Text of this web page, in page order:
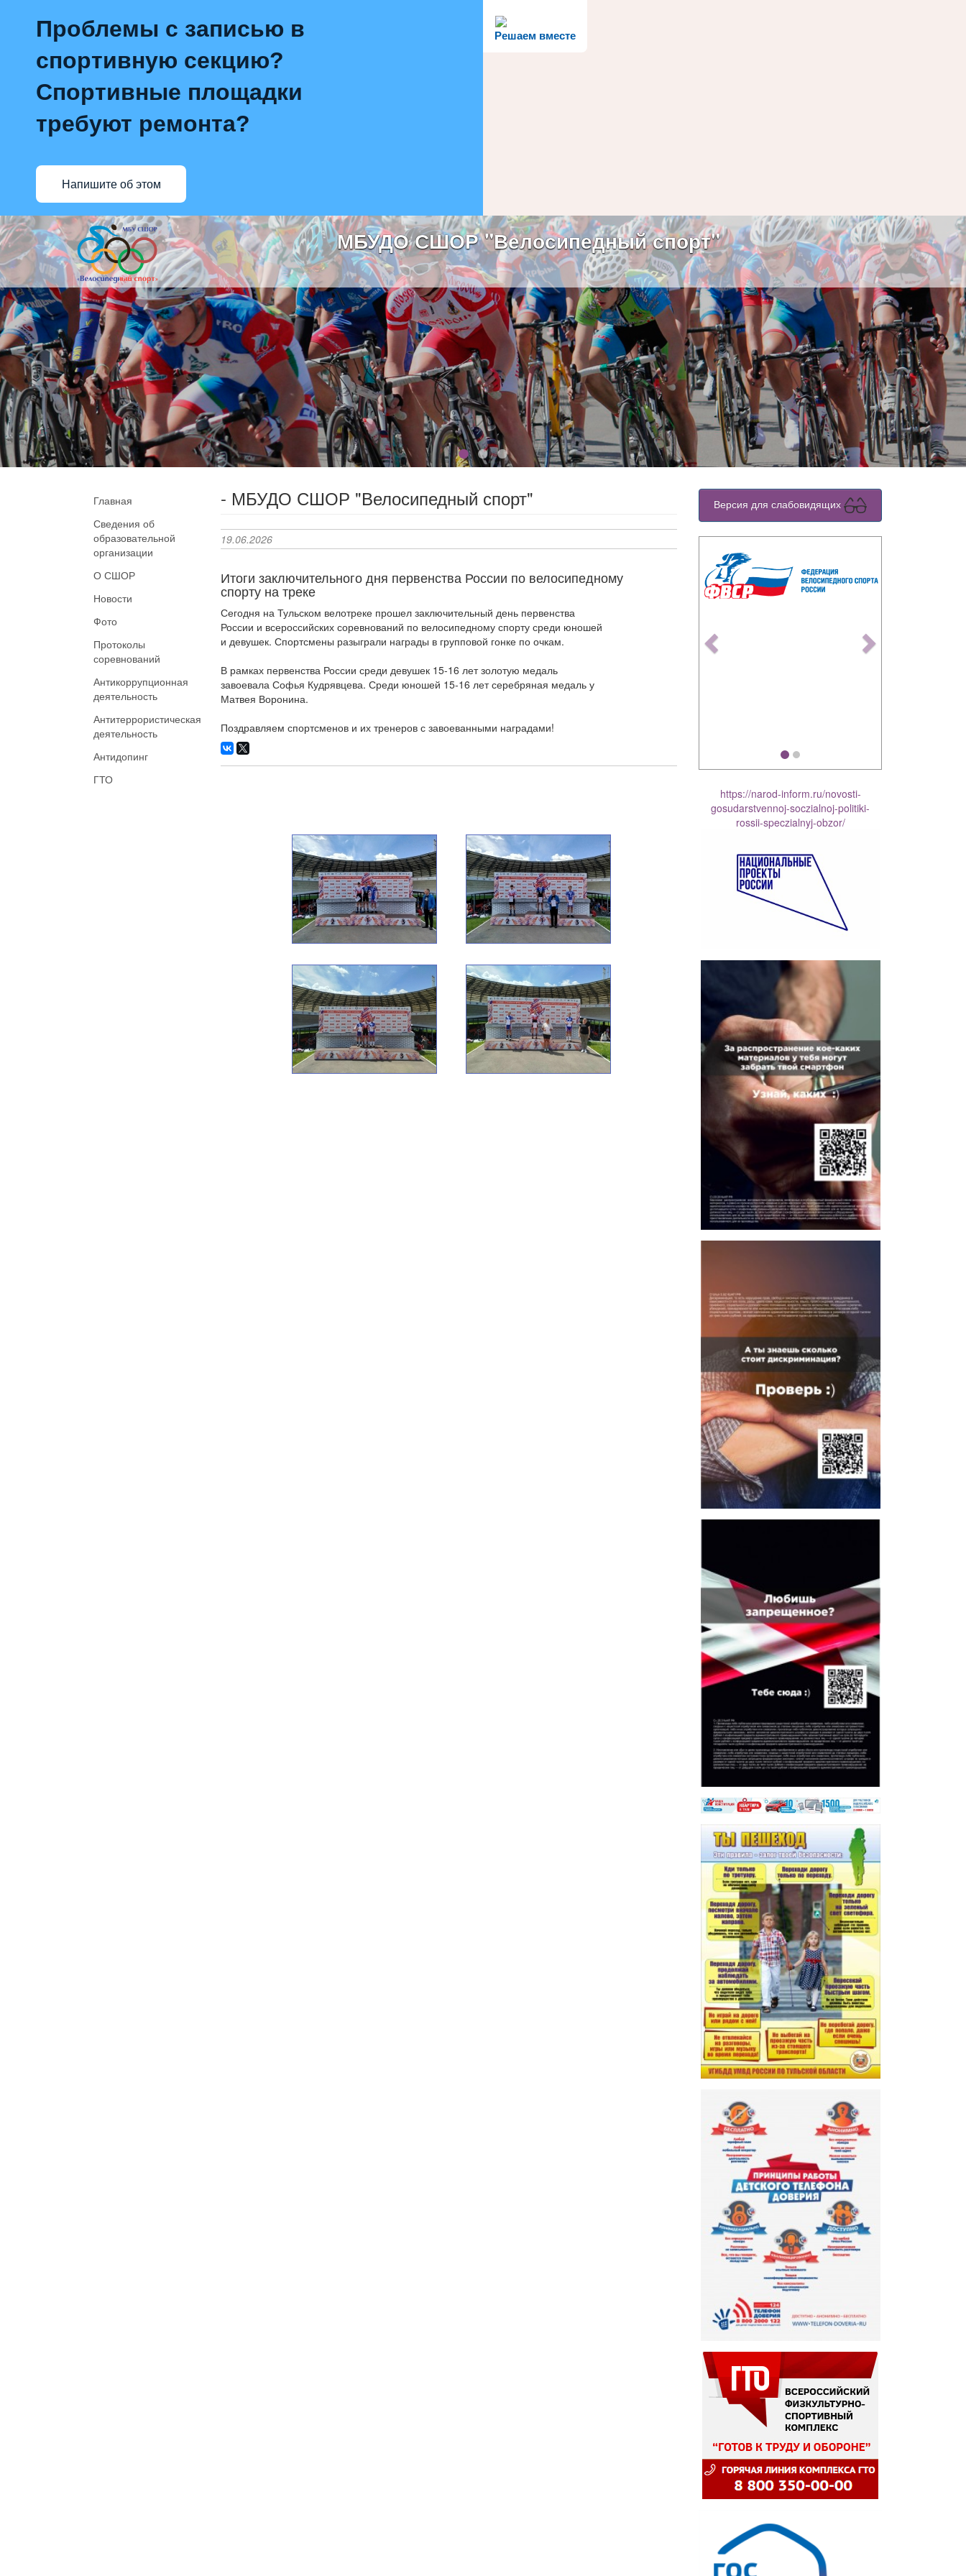
Решаем вместе
Проблемы с записью в
спортивную секцию?
Спортивные площадки
требуют ремонта?
Напишите об этом
МБУДО СШОР "Велосипедный спорт"
Главная
Сведения об
образовательной
организации
О СШОР
Новости
Фото
Протоколы
соревнований
Антикоррупционная
деятельность
Антитеррористическая
деятельность
Антидопинг
ГТО
- МБУДО СШОР "Велосипедный спорт"
19.06.2026
Итоги заключительного дня первенства России по велосипедному
спорту на треке
Сегодня на Тульском велотреке прошел заключительный день первенства
России и всероссийских соревнований по велосипедному спорту среди юношей
и девушек. Спортсмены разыграли награды в групповой гонке по очкам.
В рамках первенства России среди девушек 15-16 лет золотую медаль
завоевала Софья Кудрявцева. Среди юношей 15-16 лет серебряная медаль у
Матвея Воронина.
Поздравляем спортсменов и их тренеров с завоеванными наградами!
Версия для слабовидящих
Previous
https://narod-inform.ru/novosti-
gosudarstvennoj-soczialnoj-politiki-
rossii-speczialnyj-obzor/